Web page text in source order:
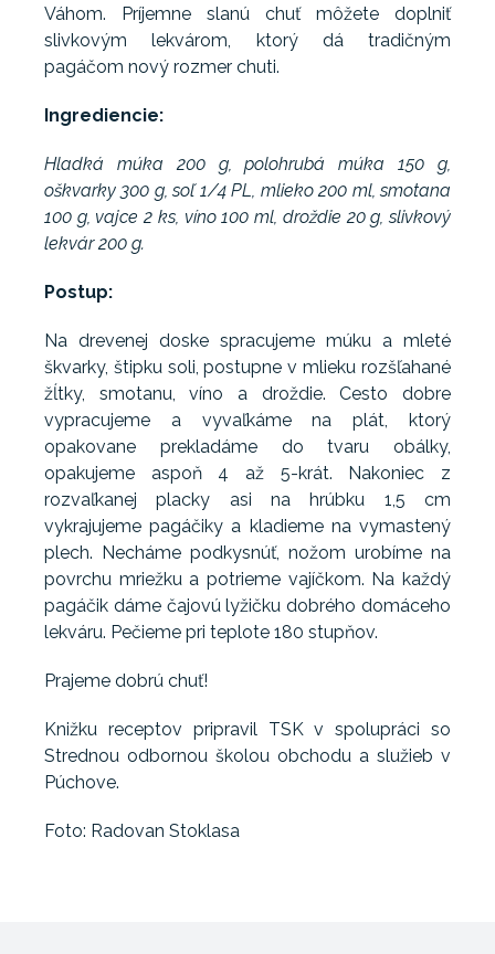
Váhom. Príjemne slanú chuť môžete doplniť
slivkovým lekvárom, ktorý dá tradičným
pagáčom nový rozmer chuti.
Ingrediencie:
Hladká múka 200 g, polohrubá múka 150 g,
oškvarky 300 g, soľ 1/4 PL, mlieko 200 ml, smotana
100 g, vajce 2 ks, víno 100 ml, droždie 20 g, slivkový
lekvár 200 g.
Postup:
Na drevenej doske spracujeme múku a mleté
škvarky, štipku soli, postupne v mlieku rozšľahané
žĺtky, smotanu, víno a droždie. Cesto dobre
vypracujeme a vyvaľkáme na plát, ktorý
opakovane prekladáme do tvaru obálky,
opakujeme aspoň 4 až 5-krát. Nakoniec z
rozvaľkanej placky asi na hrúbku 1,5 cm
vykrajujeme pagáčiky a kladieme na vymastený
plech. Necháme podkysnúť, nožom urobíme na
povrchu mriežku a potrieme vajíčkom. Na každý
pagáčik dáme čajovú lyžičku dobrého domáceho
lekváru. Pečieme pri teplote 180 stupňov.
Prajeme dobrú chuť!
Knižku receptov pripravil TSK v spolupráci so
Strednou odbornou školou obchodu a služieb v
Púchove.
Foto: Radovan Stoklasa